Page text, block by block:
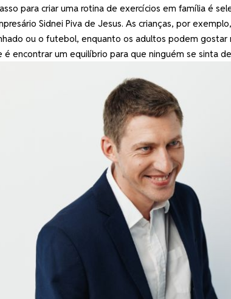
para criar uma rotina de exercícios em família é
Sidnei Piva de Jesus. As crianças, por
ou o futebol, enquanto os adultos podem gostar
encontrar um equilíbrio para que ninguém se sinta